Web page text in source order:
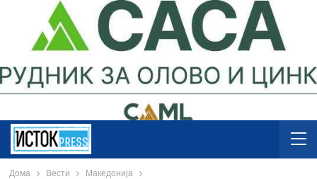
Дома Вести Македонија